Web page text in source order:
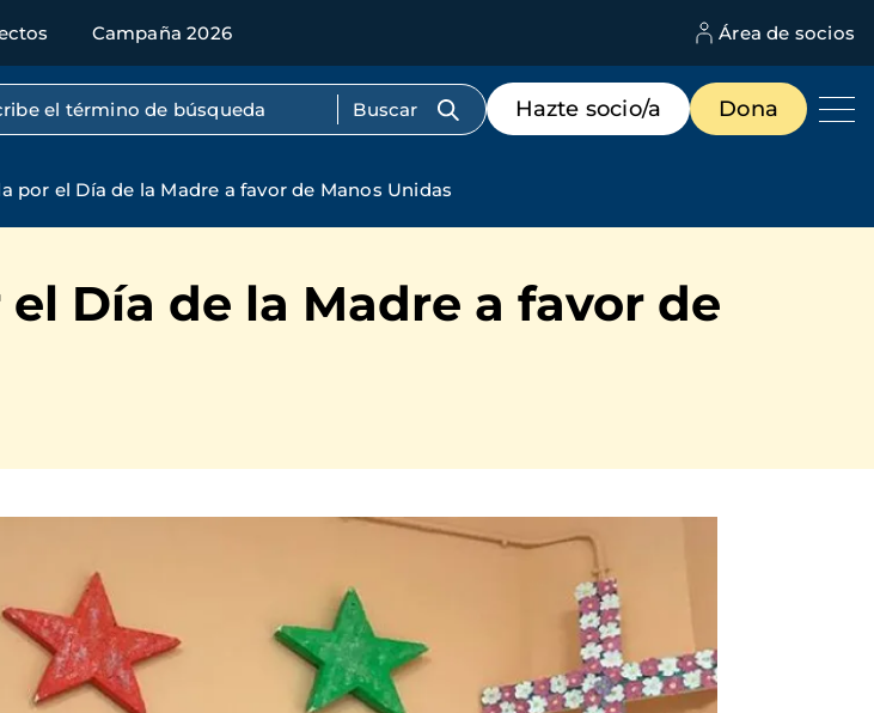
Campaña 2026 Área de socios
por texto completo
Menú
de
destacados
Hazte socio/a Dona
por el Día de la Madre a favor de Manos Unidas
Día de la Madre a favor de